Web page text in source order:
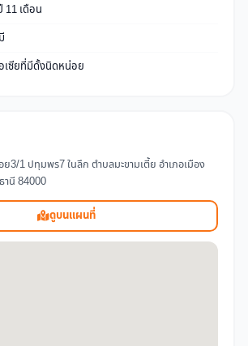
11 เดือน
เซียที่มีดั้งนิดหน่อย
1 ปทุมพร7 ในลึก ตำบลมะขามเตี้ย อำเภอเมือง
านี 84000
ดูบนแผนที่